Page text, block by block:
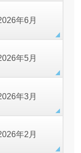
年6月
年5月
年3月
年2月